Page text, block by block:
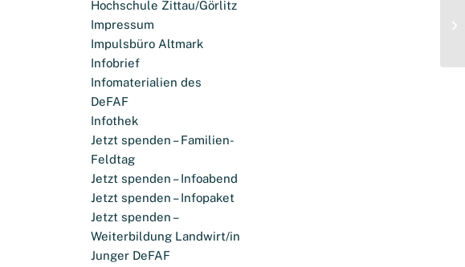
Hochschule Zittau/Görlitz
Impressum
Impulsbüro Altmark
Infobrief
Infomaterialien des
DeFAF
Infothek
Jetzt spenden – Familien-
Feldtag
Jetzt spenden – Infoabend
Jetzt spenden – Infopaket
Jetzt spenden –
Weiterbildung Landwirt/in
Junger DeFAF